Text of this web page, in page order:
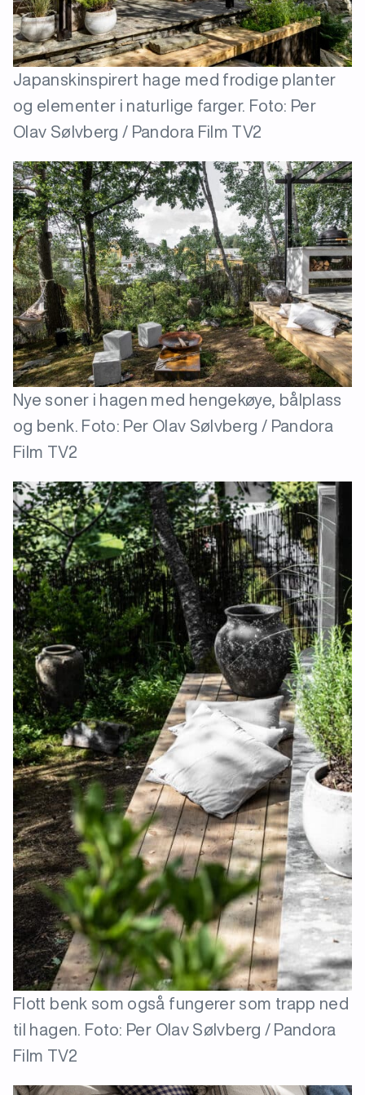
Japanskinspirert hage med frodige planter
og elementer i naturlige farger. Foto: Per
Olav Sølvberg / Pandora Film TV2
Nye soner i hagen med hengekøye, bålplass
og benk. Foto: Per Olav Sølvberg / Pandora
Film TV2
Flott benk som også fungerer som trapp ned
til hagen. Foto: Per Olav Sølvberg / Pandora
Film TV2